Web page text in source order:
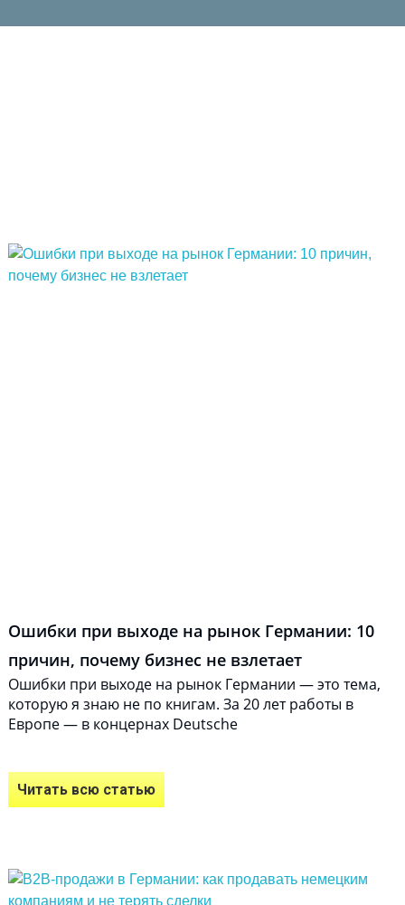
Ошибки при выходе на рынок Германии: 10
причин, почему бизнес не взлетает
Ошибки при выходе на рынок Германии — это тема,
которую я знаю не по книгам. За 20 лет работы в
Европе — в концернах Deutsche
Читать всю статью